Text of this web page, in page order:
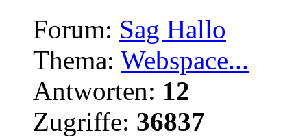
Forum: Sag Hallo
Thema: Webspace...
Antworten: 12
Zugriffe: 36837